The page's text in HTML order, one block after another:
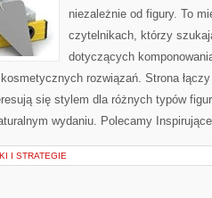
niezależnie od figury. To
czytelnikach, którzy
dotyczących
rozwiązań. Strona
się stylem dla różnych typów
wydaniu. Polecamy
I STRATEGIE